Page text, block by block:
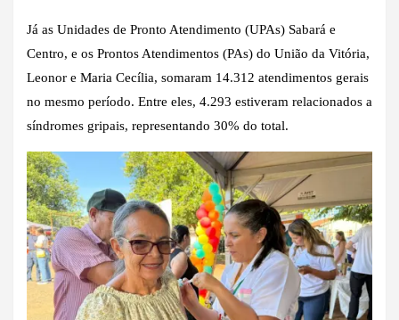
Já as Unidades de Pronto Atendimento (UPAs) Sabará e
Centro, e os Prontos Atendimentos (PAs) do União da Vitória,
Leonor e Maria Cecília, somaram 14.312 atendimentos gerais
no mesmo período. Entre eles, 4.293 estiveram relacionados a
síndromes gripais, representando 30% do total.